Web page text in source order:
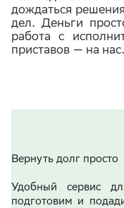
дождаться
дел. Деньги
работа с
приставов — на нас.
Вернуть долг просто
Удобный сервис
подготовим и